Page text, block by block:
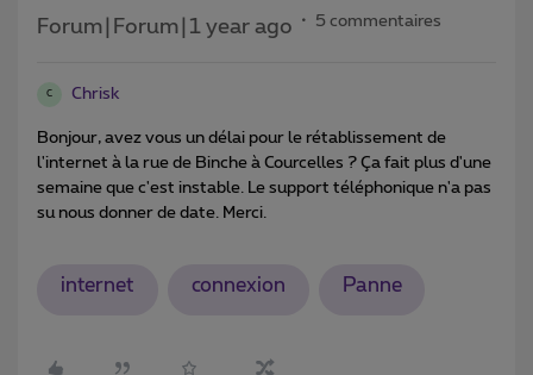
Forum|Forum|1 year ago 5 commentaires
C Chrisk
Bonjour, avez vous un délai pour le rétablissement de
l'internet à la rue de Binche à Courcelles ? Ça fait plus d'une
semaine que c'est instable. Le support téléphonique n'a pas
su nous donner de date. Merci.
internet connexion Panne